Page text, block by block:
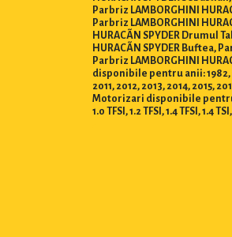
Parbriz LAMBORGHINI
Parbriz LAMBORGHINI
HURACÃN SPYDER Drumul
HURACÃN SPYDER Buftea,
Parbriz LAMBORGHINI
disponibile pentru anii: 1982,
2011, 2012, 2013, 2014, 2015,
Motorizari disponibile pentru
1.0 TFSI, 1.2 TFSI, 1.4 TFSI, 1.4